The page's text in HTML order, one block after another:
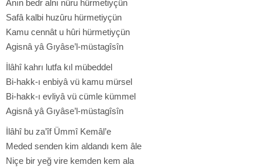
Anın bedr alnı nûru hürmetiyçün
Safâ kalbi huzûru hürmetiyçün
Kamu cennât u hûri hürmetiyçün
Agisnâ yâ Gıyâse’l-müstagîsîn
İlâhî kahrı lutfa kıl mübeddel
Bi-hakk-ı enbiyâ vü kamu mürsel
Bi-hakk-ı evliyâ vü cümle kümmel
Agisnâ yâ Gıyâse’l-müstagîsîn
İlâhî bu za’îf Ümmî Kemâl’e
Meded senden kim aldandı kem âle
Niçe bir yeğ vire kemden kem ala